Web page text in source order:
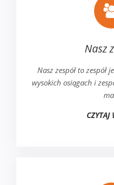
Nasz
Nasz zespół to zespół
wysokich osiągach i
CZYTAJ